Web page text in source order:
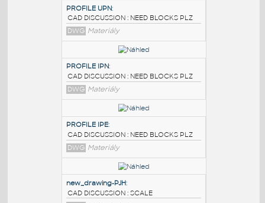
PODOBNÉ BLOKY:
PROFILE UPN
CAD DISCUSSION : NEED BLOCKS PLZ
DWG Materiály
PROFILE IPN:
CAD DISCUSSION : NEED BLOCKS PLZ
DWG Materiály